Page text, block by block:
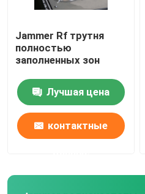
Jammer Rf трутня
полностью
заполненных зон
Лучшая цена
контактные